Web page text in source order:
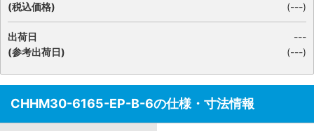
(税込価格)
(---)
出荷日
(参考出荷日)
---
(---)
CHHM30-6165-EP-B-6の仕様・寸法情報